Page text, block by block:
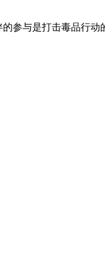
参与是打击毒品行动